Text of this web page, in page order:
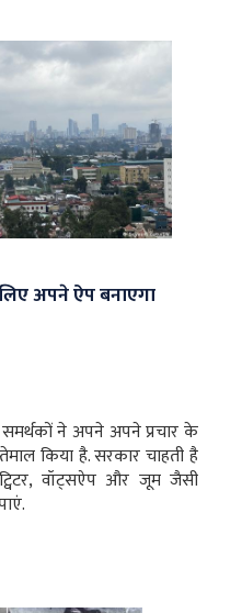
अपने ऐप बनाएगा
ने अपने अपने प्रचार के
किया है. सरकार चाहती है
वॉट्सऐप और जूम जैसी